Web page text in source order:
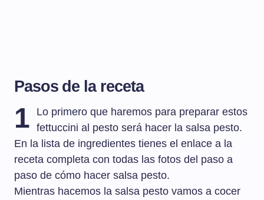
Pasos de la receta
1
Lo primero que haremos para preparar estos
fettuccini al pesto será hacer la salsa pesto.
En la lista de ingredientes tienes el enlace a la
receta completa con todas las fotos del paso a
paso de cómo hacer salsa pesto.
Mientras hacemos la salsa pesto vamos a cocer